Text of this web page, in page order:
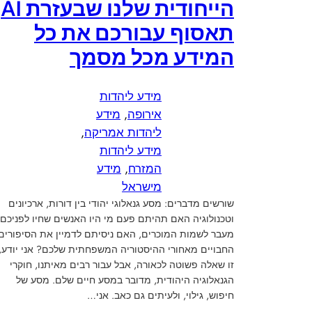
הייחודית שלנו שבעזרת AI
תאסוף עבורכם את כל
המידע מכל מסמך
מידע ליהדות
אירופה, מידע
ליהדות אמריקה,
מידע ליהדות
המזרח, מידע
מישראל
שורשים מדברים: מסע גנאלוגי יהודי בין דורות, ארכיונים
וטכנולוגיה האם תהיתם פעם מי היו האנשים שחיו
מעבר לשמות המוכרים, האם ניסיתם לדמיין את
החבויים מאחורי ההיסטוריה המשפחתית שלכם? אני
זו שאלה פשוטה לכאורה, אבל עבור רבים מאיתנו, חוקרי
הגנאלוגיה היהודית, מדובר במסע חיים שלם. מסע של
חיפוש, גילוי, ולעיתים גם כאב. אני…